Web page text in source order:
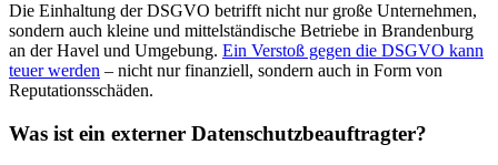
Die Einhaltung der DSGVO betrifft nicht nur große Unternehmen,
sondern auch kleine und mittelständische Betriebe in Brandenburg
an der Havel und Umgebung. Ein Verstoß gegen die DSGVO kann
teuer werden – nicht nur finanziell, sondern auch in Form von
Reputationsschäden.
Was ist ein externer Datenschutzbeauftragter?